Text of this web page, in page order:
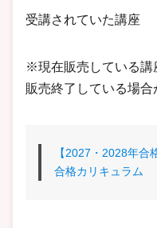
受講されていた講座
※現在販売している講
販売終了している場合
【2027・2028年合
合格カリキュラム